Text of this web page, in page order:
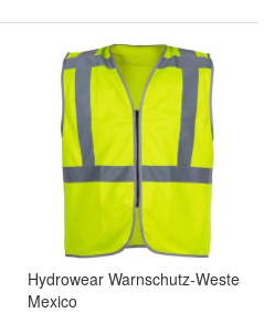
Hydrowear Warnschutz-Weste
Mexico